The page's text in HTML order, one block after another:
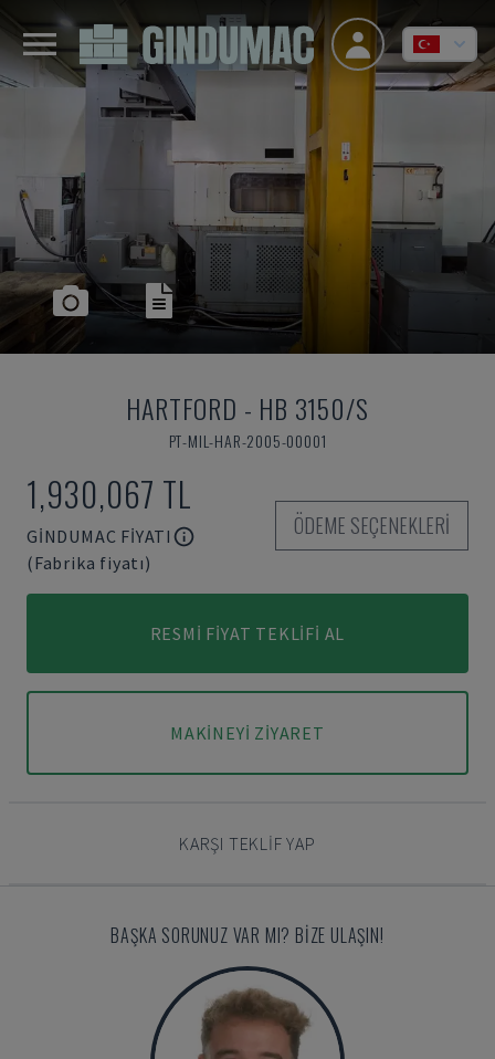
HARTFORD - HB 3150/S
PT-MIL-HAR-2005-00001
1,930,067 TL
GINDUMAC FIYATI
(Fabrika fiyatı)
ÖDEME SEÇENEKLERI
RESMI FIYAT TEKLIFI AL
MAKINEYI ZIYARET
KARŞI TEKLIF YAP
BAŞKA SORUNUZ VAR MI? BIZE ULAŞIN!